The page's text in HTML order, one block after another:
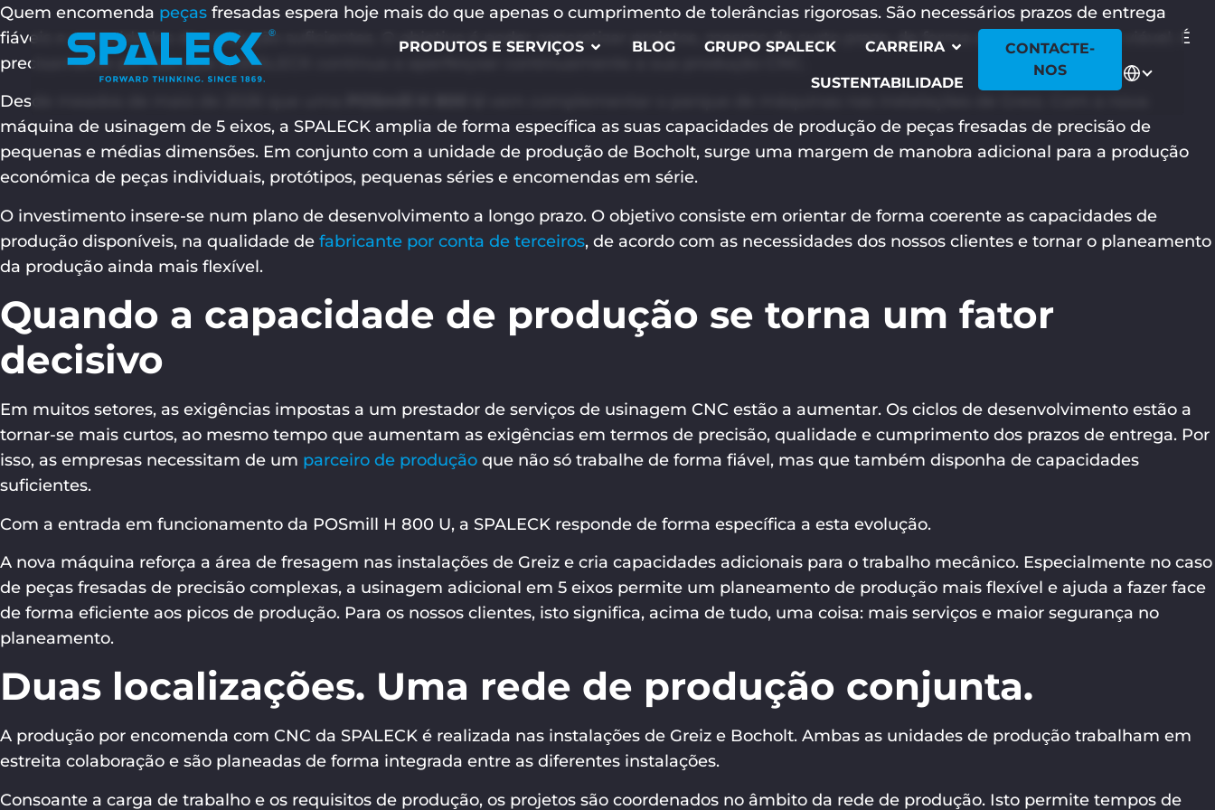
PRODUTOS E SERVIÇOS BLOG GRUPO SPALECK CARREIRA
SUSTENTABILIDADE
CONTACTE-
NOS
Quem encomenda peças fresadas espera hoje mais do que apenas o cumprimento de tolerâncias rigorosas. São necessários prazos de entrega
fiáveis e capacidades de produção suficientes. O objetivo é poder concretizar projetos, mesmo de curto prazo, de forma economicamente viável. É
precisamente por isso que a SPALECK continua a aperfeiçoar continuamente a sua produção CNC.
Desde meados de maio de 2026 que uma
máquina de usinagem de 5 eixos, a SPALECK amplia de forma específica as suas capacidades de produção de peças fresadas de precisão de
pequenas e médias dimensões. Em conjunto com a unidade de produção de Bocholt, surge uma margem de manobra adicional para a produção
económica de peças individuais, protótipos, pequenas séries e encomendas em série.
O investimento insere-se num plano de desenvolvimento a longo prazo. O objetivo consiste em orientar de forma coerente as capacidades de
produção disponíveis, na qualidade de fabricante por conta de terceiros, de acordo com as necessidades dos nossos clientes e tornar o planeamento
da produção ainda mais flexível.
Quando a capacidade de produção se torna um fator
decisivo
Em muitos setores, as exigências impostas a um prestador de serviços de usinagem CNC estão a aumentar. Os ciclos de desenvolvimento estão a
tornar-se mais curtos, ao mesmo tempo que aumentam as exigências em termos de precisão, qualidade e cumprimento dos prazos de entrega. Por
isso, as empresas necessitam de um parceiro de produção que não só trabalhe de forma fiável, mas que também disponha de capacidades
suficientes.
Com a entrada em funcionamento da POSmill H 800 U, a SPALECK responde de forma específica a esta evolução.
A nova máquina reforça a área de fresagem nas instalações de Greiz e cria capacidades adicionais para o trabalho mecânico. Especialmente no caso
de peças fresadas de precisão complexas, a usinagem adicional em 5 eixos permite um planeamento de produção mais flexível e ajuda a fazer face
de forma eficiente aos picos de produção. Para os nossos clientes, isto significa, acima de tudo, uma coisa: mais serviços e maior segurança no
planeamento.
Duas localizações. Uma rede de produção conjunta.
A produção por encomenda com CNC da SPALECK é realizada nas instalações de Greiz e Bocholt. Ambas as unidades de produção trabalham em
estreita colaboração e são planeadas de forma integrada entre as diferentes instalações.
Consoante a carga de trabalho e os requisitos de produção, os projetos são coordenados no âmbito da rede de produção. Isto permite tempos de